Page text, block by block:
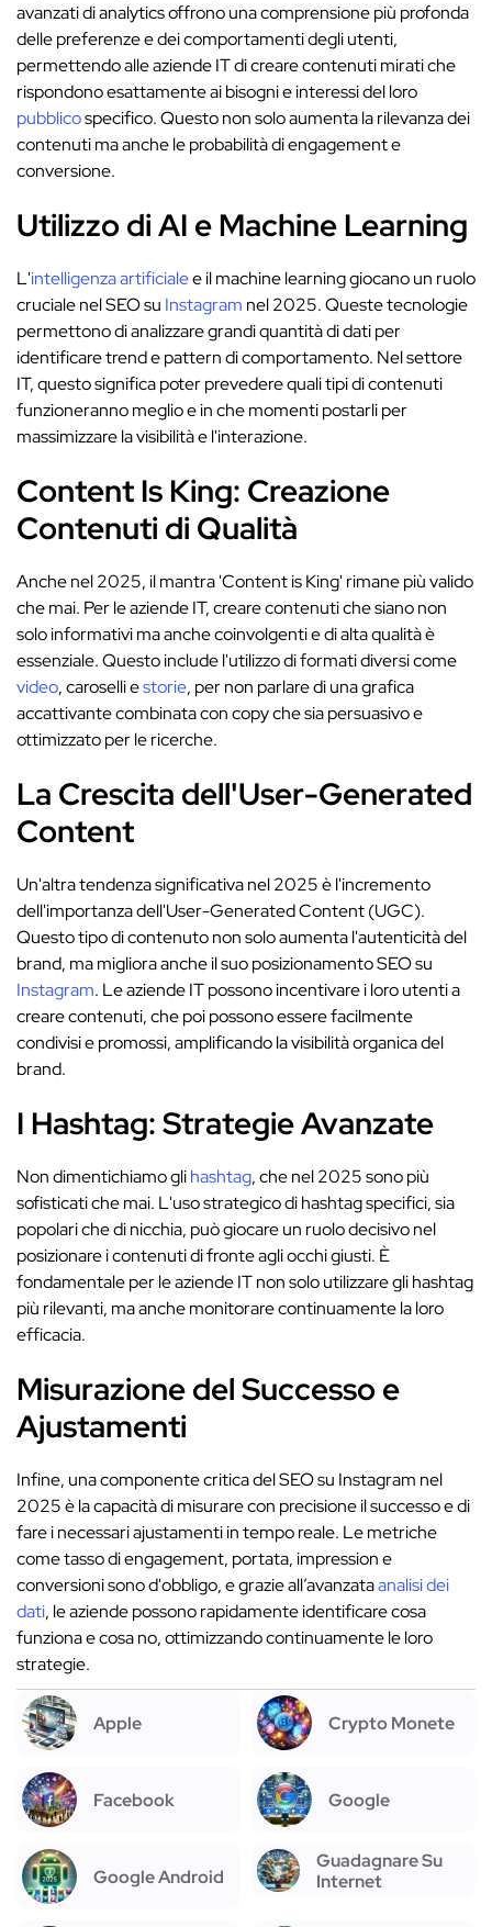
avanzati di analytics offrono una comprensione più profonda
delle preferenze e dei comportamenti degli utenti,
permettendo alle aziende IT di creare contenuti mirati che
rispondono esattamente ai bisogni e interessi del loro
pubblicospecifico. Questo non solo aumenta la rilevanza dei
contenuti ma anche le probabilità di engagement e
conversione.
Utilizzo di AI e Machine Learning
L'intelligenza artificialee il machine learning giocano un ruolo
cruciale nel SEO su Instagram nel 2025. Queste tecnologie
permettono di analizzare grandi quantità di dati per
identificare trend e pattern di comportamento. Nel settore
IT, questo significa poter prevedere quali tipi di contenuti
funzioneranno meglio e in che momenti postarli per
massimizzare la visibilità e l'interazione.
Content Is King: Creazione
Contenuti di Qualità
Anche nel 2025, il mantra 'Content is King' rimane più valido
che mai. Per le aziende IT, creare contenuti che siano non
solo informativi ma anche coinvolgenti e di alta qualità è
essenziale. Questo include l'utilizzo di formati diversi come
video, caroselli estorie, per non parlare di una grafica
accattivante combinata con copy che sia persuasivo e
ottimizzato per le ricerche.
La Crescita dell'User-Generated
Content
Un'altra tendenza significativa nel 2025 è l'incremento
dell'importanza dell'User-Generated Content (UGC).
Questo tipo di contenuto non solo aumenta l'autenticità del
brand, ma migliora anche il suo posizionamento SEO su
Instagram. Le aziende IT possono incentivare i loro utenti a
creare contenuti, che poi possono essere facilmente
condivisi e promossi, amplificando la visibilità organica del
brand.
I Hashtag: Strategie Avanzate
Non dimentichiamo glihashtag, che nel 2025 sono più
sofisticati che mai. L'uso strategico di hashtag specifici, sia
popolari che di nicchia, può giocare un ruolo decisivo nel
posizionare i contenuti di fronte agli occhi giusti. È
fondamentale per le aziende IT non solo utilizzare gli hashtag
più rilevanti, ma anche monitorare continuamente la loro
efficacia.
Misurazione del Successo e
Ajustamenti
Infine, una componente critica del SEO su Instagram nel
2025 è la capacità di misurare con precisione il successo e di
fare i necessari ajustamenti in tempo reale. Le metriche
come tasso di engagement, portata, impression e
conversioni sono d'obbligo, e grazie all’avanzataanalisi dei
dati, le aziende possono rapidamente identificare cosa
funziona e cosa no, ottimizzando continuamente le loro
strategie.
Apple Crypto Monete
Facebook Google
Google Android
Guadagnare Su
Internet